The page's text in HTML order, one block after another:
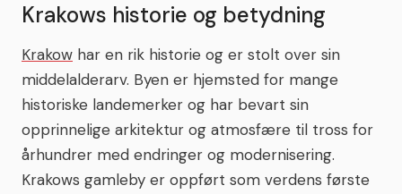
Krakows historie og betydning
Krakow har en rik historie og er stolt over sin
middelalderarv. Byen er hjemsted for mange
historiske landemerker og har bevart sin
opprinnelige arkitektur og atmosfære til tross for
århundrer med endringer og modernisering.
Krakows gamleby er oppført som verdens første